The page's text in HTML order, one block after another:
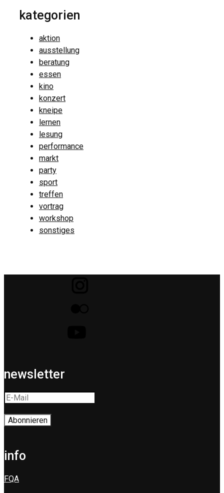
kategorien
aktion
ausstellung
beratung
essen
kino
konzert
kneipe
lernen
lesung
performance
markt
party
sport
treffen
vortrag
workshop
sonstiges
newsletter
info
FQA